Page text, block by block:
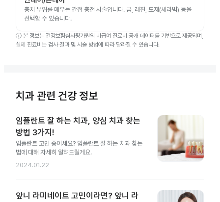
충치 부위를 메우는 간접 충전 시술입니다. 금, 레진, 도재(세라믹) 등을
선택할 수 있습니다.
ⓘ 본 정보는 건강보험심사평가원의 비급여 진료비 공개 데이터를 기반으로 제공되며,
실제 진료비는 검사 결과 및 시술 방법에 따라 달라질 수 있습니다.
치과 관련 건강 정보
임플란트 잘 하는 치과, 양심 치과 찾는
방법 3가지!
임플란트 고민 중이세요? 임플란트 잘 하는 치과 찾는
법에 대해 자세히 알려드릴게요.
2024.01.22
앞니 라미네이트 고민이라면? 앞니 라